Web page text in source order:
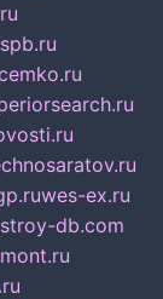
wes-ex.ru
stroy-db.com